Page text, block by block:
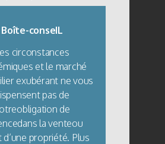
Boîte-conseIL
circonstances
et le marché
exubérant ne vous
pas de
de
la venteou
d’une propriété. Plus